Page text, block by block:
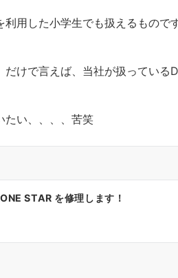
利用した小学生でも扱えるもので
だけで言えば、当社が扱ってい
たい、、、、苦笑
STAR を修理します！